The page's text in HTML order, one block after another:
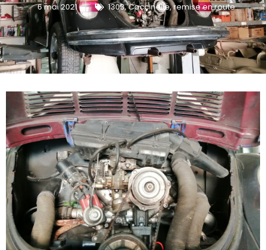
6 mai 2021 1303,Coccinelle,remise en route